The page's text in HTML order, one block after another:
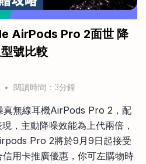
款
廣優惠
戶口
戶口
易所
戶口
卡
AirPods Pro 2面世 降
號比較
• 閱讀時間：3分鐘
真無線耳機AirPods Pro 2，配
，主動降噪效能為上代兩倍，
Pro 2將於9月9日起接受
用卡推廣優惠，你可左購物時